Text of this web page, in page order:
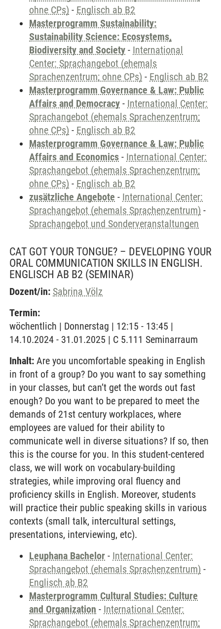
ohne CPs) - Englisch ab B2
Masterprogramm Sustainability:
Sustainability Science: Ecosystems,
Biodiversity and Society - International
Center: Sprachangebot (ehemals
Sprachenzentrum; ohne CPs) - Englisch ab B2
Masterprogramm Governance & Law: Public
Affairs and Democracy - International Center:
Sprachangebot (ehemals Sprachenzentrum;
ohne CPs) - Englisch ab B2
Masterprogramm Governance & Law: Public
Affairs and Economics - International Center:
Sprachangebot (ehemals Sprachenzentrum;
ohne CPs) - Englisch ab B2
zusätzliche Angebote - International Center:
Sprachangebot (ehemals Sprachenzentrum) -
Sprachangebot und Sonderveranstaltungen
CAT GOT YOUR TONGUE? – DEVELOPING YOUR
ORAL COMMUNICATION SKILLS IN ENGLISH.
ENGLISCH AB B2 (SEMINAR)
Dozent/in: Sabrina Völz
Termin:
wöchentlich | Donnerstag | 12:15 - 13:45 |
14.10.2024 - 31.01.2025 | C 5.111 Seminarraum
Inhalt: Are you uncomfortable speaking in English
in front of a group? Do you want to say something
in your classes, but can’t get the words out fast
enough? Do you want to be prepared to meet the
demands of 21st century workplaces, where
employees are valued for their ability to
communicate well in diverse situations? If so, then
this is the course for you. In this student-centered
class, we will work on vocabulary-building
strategies, while improving oral fluency and
proficiency skills in English. Moreover, students
will practice their public speaking skills in various
contexts (small talk, intercultural settings,
presentations, interviewing, etc).
Leuphana Bachelor - International Center:
Sprachangebot (ehemals Sprachenzentrum) -
Englisch ab B2
Masterprogramm Cultural Studies: Culture
and Organization - International Center:
Sprachangebot (ehemals Sprachenzentrum;